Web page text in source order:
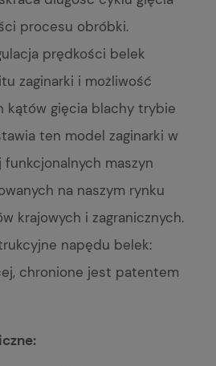
procesu obróbki.
prędkości belek
zaginarki i możliwość
kątów gięcia blachy trybie
ten model zaginarki w
maszyn
na naszym rynku
krajowych i zagranicznych.
napędu belek:
chronione jest patentem